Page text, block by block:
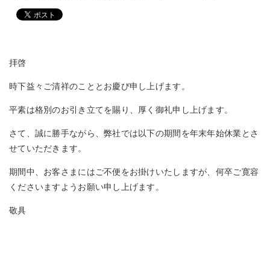
拝啓
時下益々ご清祥のこととお慶び申し上げます。
平素は格別のお引き立てを賜り、厚く御礼申し上げます。
さて、誠に勝手ながら、弊社では以下の期間を年末年始休業とさ
せていただきます。
期間中、お客さまにはご不便をお掛けいたしますが、何卒ご寛容
くださいますようお願い申し上げます。
敬具